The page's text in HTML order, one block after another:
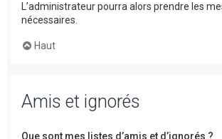
L’administrateur pourra alors prendre les
nécessaires.
Haut
Amis et ignorés
Que sont mes listes d’amis et d’ignorés ?